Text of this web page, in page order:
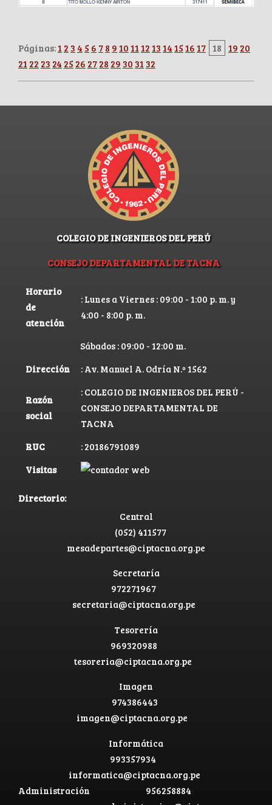
Páginas:1 2 3 4 5 6 7 8 9 10 11 12 13 14 15 16 17 18 19 20
21 22 23 24 25 26 27 28 29 30 31 32
COLEGIO DE INGENIEROS DEL PERÚ
CONSEJO DEPARTAMENTAL DE TACNA
Horario
de
atención
: Lunes a Viernes : 09:00 - 1:00 p. m. y
4:00 - 8:00 p. m.
Sábados : 09:00 - 12:00 m.
Dirección
: Av. Manuel A. Odría N.º 1562
Razón
social
: COLEGIO DE INGENIEROS DEL PERÚ -
CONSEJO DEPARTAMENTAL DE
TACNA
RUC
: 20186791089
Visitas
Directorio:
Central
(052) 411577
mesadepartes@ciptacna.org.pe
Secretaría
972271967
secretaria@ciptacna.org.pe
Tesorería
969320988
tesoreria@ciptacna.org.pe
Imagen
974386443
imagen@ciptacna.org.pe
Informática
993357934
informatica@ciptacna.org.pe
Administración
956258884